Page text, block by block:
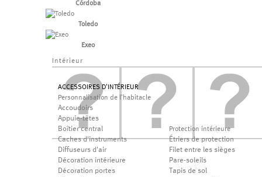
Córdoba
Toledo
Exeo
Intérieur
ACCESSOIRES D'INTÉRIEUR
Personnalisation de l'habitacle
Accoudoirs
Appuie-têtes
Boîtier central
Caches d'instruments
Diffuseurs d'air
Décoration intérieure
Décoration portes
Protection intérieure
Étriers de protection
Filet entre les sièges
Pare-soleils
Tapis de sol